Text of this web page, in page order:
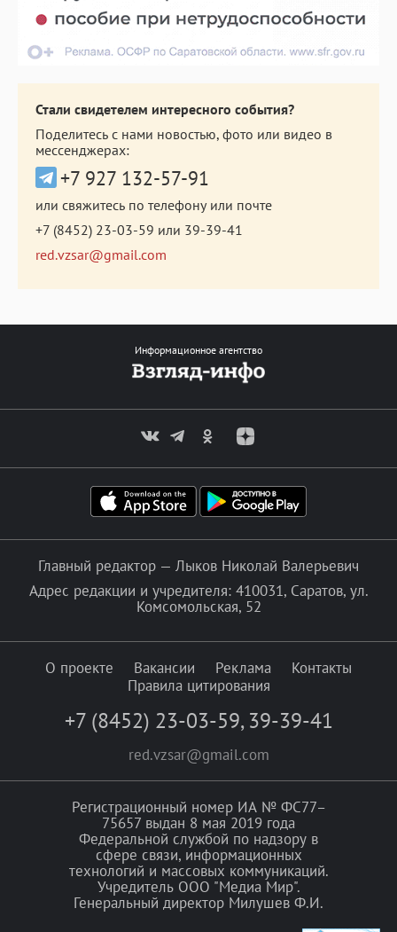
Стали свидетелем интересного события?
Поделитесь с нами новостью, фото или видео в
мессенджерах:
+7 927 132-57-91
или свяжитесь по телефону или почте
+7 (8452) 23-03-59 или 39-39-41
red.vzsar@gmail.com
Информационное агентство
Главный редактор — Лыков Николай Валерьевич
Адрес редакции и учредителя: 410031, Саратов, ул.
Комсомольская, 52
О проекте Вакансии Реклама
Контакты
Правила цитирования
+7 (8452) 23-03-59, 39-39-41
red.vzsar@gmail.com
Регистрационный номер ИА № ФС77–
75657 выдан 8 мая 2019 года
Федеральной службой по надзору в
сфере связи, информационных
технологий и массовых коммуникаций.
Учредитель ООО "Медиа Мир".
Генеральный директор Милушев Ф.И.